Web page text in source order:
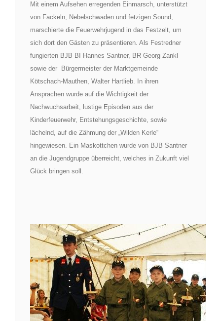
Mit einem Aufsehen erregenden Einmarsch, unterstützt
von Fackeln, Nebelschwaden und fetzigen Sound,
marschierte die Feuerwehrjugend in das Festzelt, um
sich dort den Gästen zu präsentieren. Als Festredner
fungierten BJB BI
Hannes Santner, BR Georg Zankl
sowie der Bürgermeister der Marktgemeinde
Kötschach-Mauthen, Walter Hartlieb. In ihren
Ansprachen wurde auf die Wichtigkeit der
Nachwuchsarbeit, lustige Episoden aus der
Kinderfeuerwehr, Entstehungsgeschichte, sowie
lächelnd, auf die Zähmung der „Wilden Kerle“
hingewiesen. Ein Maskottchen wurde von BJB Santner
an die Jugendgruppe überreicht, welches in Zukunft viel
Glück bringen soll.